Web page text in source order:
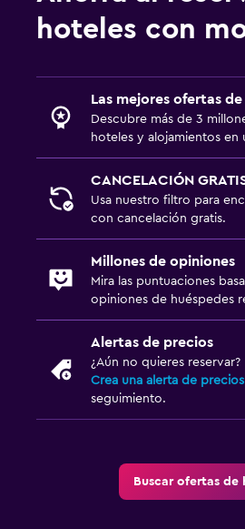
hoteles con
Las mejores ofertas
Descubre más de 3
hoteles y alojamientos en
CANCELACIÓN
Usa nuestro filtro para
con cancelación gratis.
Millones de opiniones
Mira las puntuaciones
opiniones de huéspedes
Alertas de precios
¿Aún no quieres reservar?
Crea una alerta de precios
seguimiento.
Buscar ofertas de